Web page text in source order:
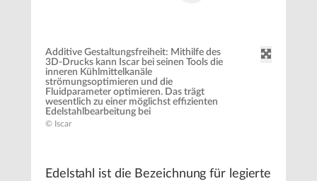
Additive Gestaltungsfreiheit: Mithilfe des
3D-Drucks kann Iscar bei seinen Tools die
inneren Kühlmittelkanäle
strömungsoptimieren und die
Fluidparameter optimieren. Das trägt
wesentlich zu einer möglichst effizienten
Edelstahlbearbeitung bei
© Iscar
Edelstahl ist die Bezeichnung für legierte